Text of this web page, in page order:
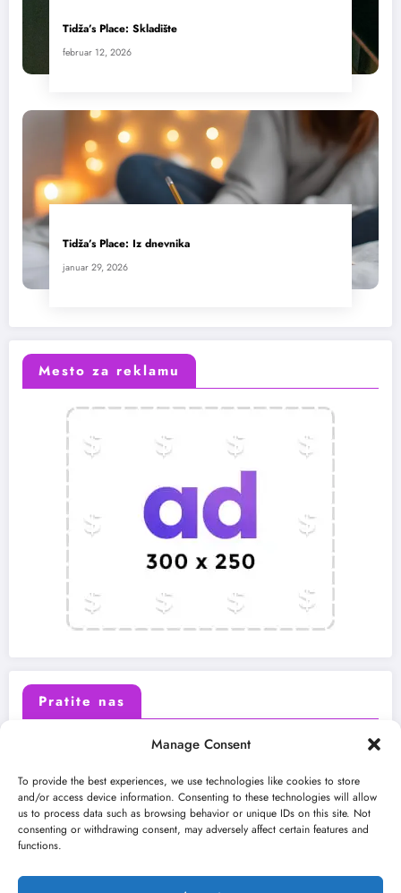
Manage Consent
To provide the best experiences, we use technologies like cookies to store
and/or access device information. Consenting to these technologies will allow
us to process data such as browsing behavior or unique IDs on this site. Not
consenting or withdrawing consent, may adversely affect certain features and
functions.
Tidža’s Place: Skladište
februar 12, 2026
Tidža’s Place: Iz dnevnika
januar 29, 2026
Mesto za reklamu
Pratite nas
Instagram Youtube